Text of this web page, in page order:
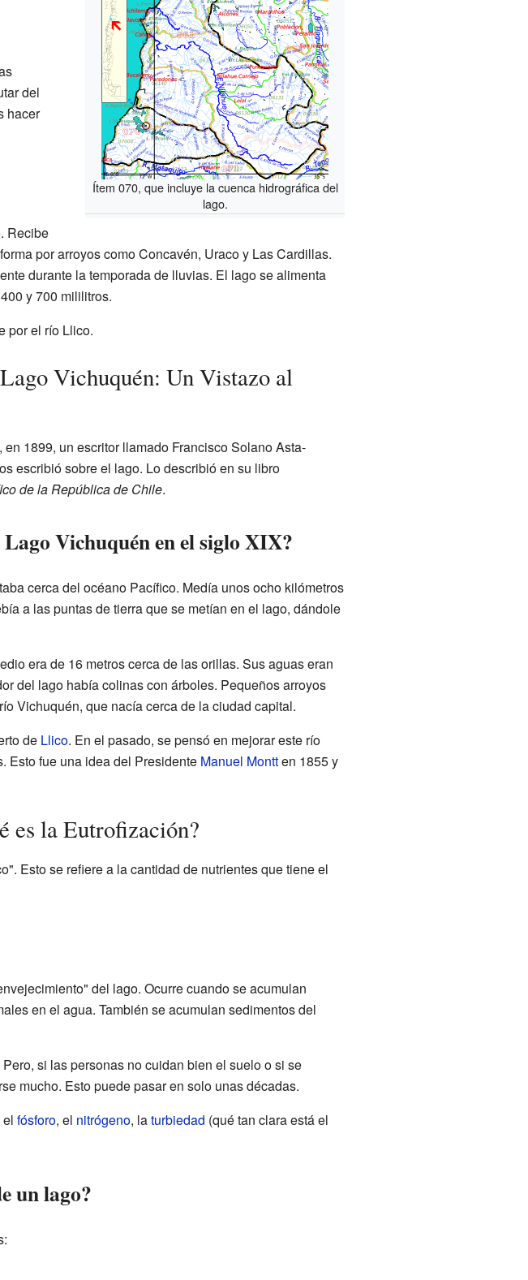
Ítem 070, que incluye la cuenca hidrográfica del
lago.
del
hacer
Recibe
por arroyos como Concavén, Uraco y Las Cardillas.
durante la temporada de lluvias. El lago se alimenta
y 700 mililitros.
por el río Llico.
Vichuquén: Un Vistazo al
en 1899, un escritor llamado Francisco Solano Asta-
escribió sobre el lago. Lo describió en su libro
de la República de Chile.
Vichuquén en el siglo XIX?
cerca del océano Pacífico. Medía unos ocho kilómetros
a las puntas de tierra que se metían en el lago, dándole
era de 16 metros cerca de las orillas. Sus aguas eran
del lago había colinas con árboles. Pequeños arroyos
Vichuquén, que nacía cerca de la ciudad capital.
de Llico. En el pasado, se pensó en mejorar este río
Esto fue una idea del Presidente Manuel Montten 1855 y
es la Eutrofización?
Esto se refiere a la cantidad de nutrientes que tiene el
del lago. Ocurre cuando se acumulan
en el agua. También se acumulan sedimentos del
si las personas no cuidan bien el suelo o si se
mucho. Esto puede pasar en solo unas décadas.
fósforo, el nitrógeno, laturbiedad (qué tan clara está el
un lago?